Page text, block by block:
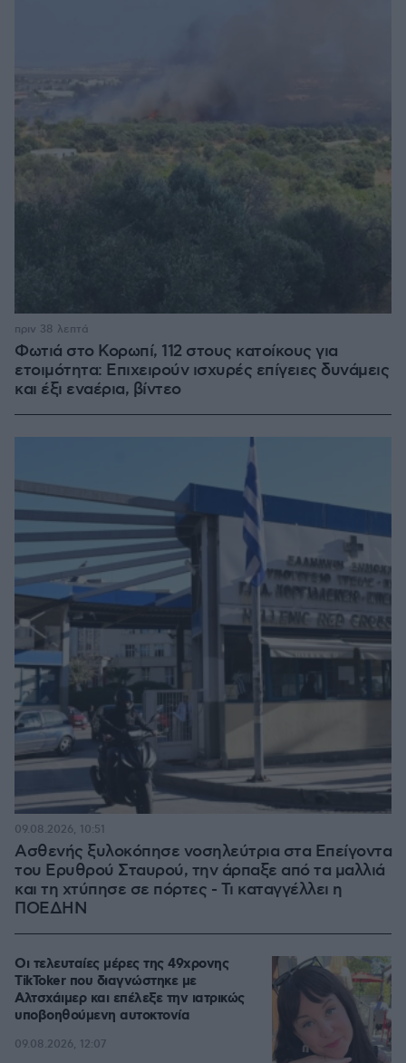
Φωτιά στο Κορωπί, 112 στους κατοίκους για
ετοιμότητα: Επιχειρούν ισχυρές επίγειες δυνάμεις
και έξι εναέρια, βίντεο
πριν 38 λεπτά
Ασθενής ξυλοκόπησε νοσηλεύτρια στα Επείγοντα
του Ερυθρού Σταυρού, την άρπαξε από τα μαλλιά
και τη χτύπησε σε πόρτες - Τι καταγγέλλει η
ΠΟΕΔΗΝ
09.08.2026, 10:51
Οι τελευταίες μέρες της 49χρονης
TikToker που διαγνώστηκε με
Αλτσχάιμερ και επέλεξε την ιατρικώς
υποβοηθούμενη αυτοκτονία
09.08.2026, 12:07